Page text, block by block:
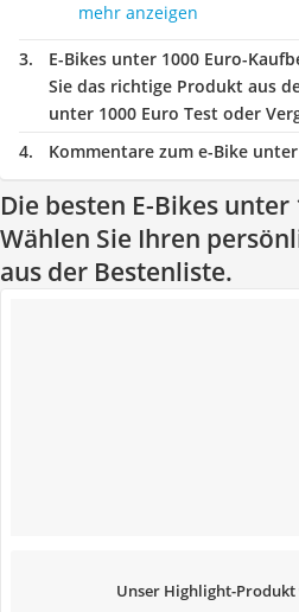
mehr anzeigen
E-Bikes unter 1000 Euro-
Sie das richtige Produkt aus
unter 1000 Euro Test oder
Kommentare zum e-Bike
Die besten E-Bikes unter
Wählen Sie Ihren
aus der Bestenliste.
Unser Highlight-